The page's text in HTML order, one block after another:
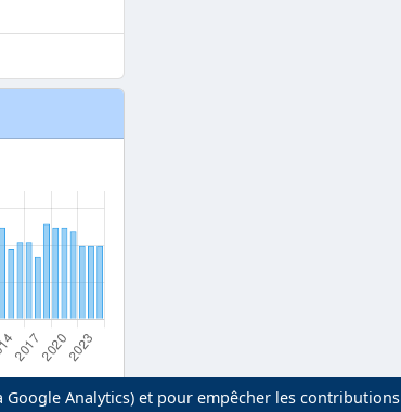
Analytics) et pour empêcher les contributions